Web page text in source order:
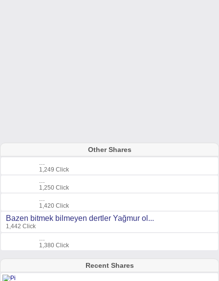
Other Shares
...
1,249 Click
...
1,250 Click
...
1,420 Click
Bazen bitmek bilmeyen dertler Yağmur ol...
1,442 Click
...
1,380 Click
Recent Shares